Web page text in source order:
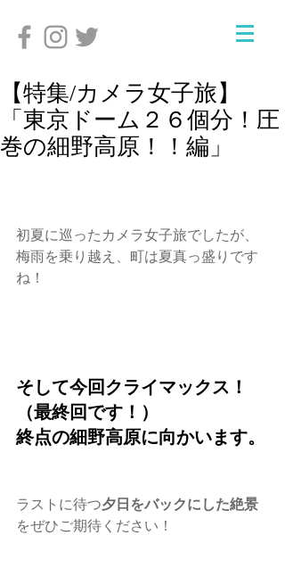
【特集/カメラ女子旅】
「東京ドーム２６個分！圧
巻の細野高原！！編」
初夏に巡ったカメラ女子旅でしたが、
梅雨を乗り越え、町は夏真っ盛りです
ね！
そして今回クライマックス！
（最終回です！）
終点の細野高原に向かいます。
ラストに待つ夕日をバックにした絶景
をぜひご期待ください！